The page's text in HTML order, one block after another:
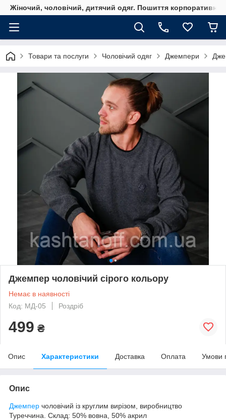
Жіночий, чоловічий, дитячий одяг. Пошиття
Товари та послуги Чоловічий одяг Джемпери
Джемпер чоловічий сірого кольору
Немає в наявності
Код: МД-05
Роздріб
499 ₴
Опис Характеристики Доставка Оплата Умови
Опис
Джемпер чоловічий із круглим вирізом, виробництво
Туреччина. Склад: 50% вовна, 50% акрил